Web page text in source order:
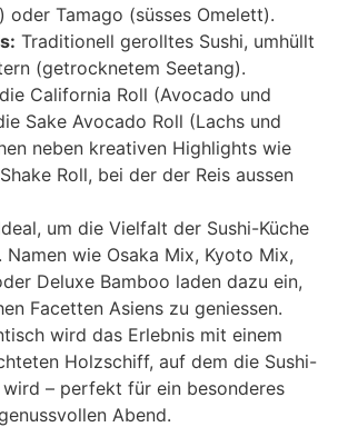
oder Tamago (süsses Omelett).
Traditionell gerolltes Sushi, umhüllt
(getrocknetem Seetang).
California Roll (Avocado und
Sake Avocado Roll (Lachs und
neben kreativen Highlights wie
Roll, bei der der Reis aussen
um die Vielfalt der Sushi-Küche
Namen wie Osaka Mix, Kyoto Mix,
Deluxe Bamboo laden dazu ein,
Facetten Asiens zu geniessen.
wird das Erlebnis mit einem
Holzschiff, auf dem die Sushi-
– perfekt für ein besonderes
Abend.